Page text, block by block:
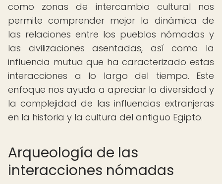
como zonas de intercambio cultural nos
permite comprender mejor la dinámica de
las relaciones entre los pueblos nómadas y
las civilizaciones asentadas, así como la
influencia mutua que ha caracterizado estas
interacciones a lo largo del tiempo. Este
enfoque nos ayuda a apreciar la diversidad y
la complejidad de las influencias extranjeras
en la historia y la cultura del antiguo Egipto.
Arqueología de las
interacciones nómadas